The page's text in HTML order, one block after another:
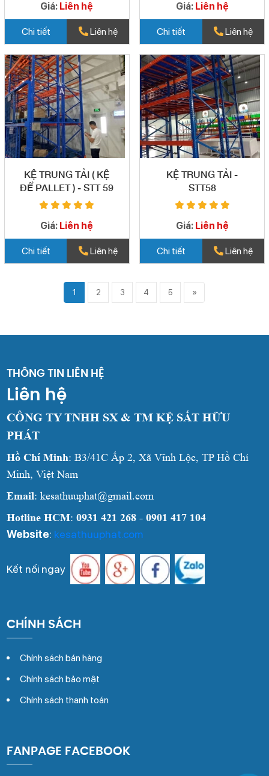
Giá: Liên hệ
Chi tiết Liên hệ
Giá: Liên hệ
Chi tiết Liên hệ
KỆ TRUNG TẢI ( KỆ
ĐỂ PALLET ) - STT 59
Giá: Liên hệ
Chi tiết Liên hệ
KỆ TRUNG TẢI -
STT58
Giá: Liên hệ
Chi tiết Liên hệ
1 2 3 4 5 »
THÔNG TIN LIÊN HỆ
Liên hệ
CÔNG TY TNHH SX & TM KỆ SẮT HỮU
PHÁT
Hồ Chí Minh: B3/41C Ấp 2, Xã Vĩnh Lộc, TP Hồ Chí
Minh, Việt Nam
Email: kesathuuphat@gmail.com
Hotline HCM:0931 421 268 - 0901 417 104
Website: kesathuuphat.com
Kết nối ngay
CHÍNH SÁCH
Chính sách bán hàng
Chính sách bảo mật
Chính sách thanh toán
FANPAGE FACEBOOK